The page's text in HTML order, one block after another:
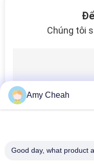
Chúng tôi
Amy Cheah
Good day, what product